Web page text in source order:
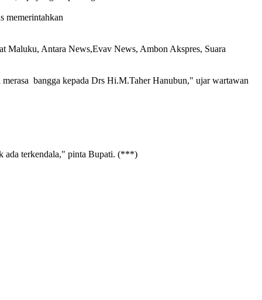
memerintahkan
Maluku, Antara News,Evav News, Ambon Akspres, Suara
bangga kepada Drs Hi.M.Taher Hanubun," ujar wartawan
ada terkendala," pinta Bupati. (***)